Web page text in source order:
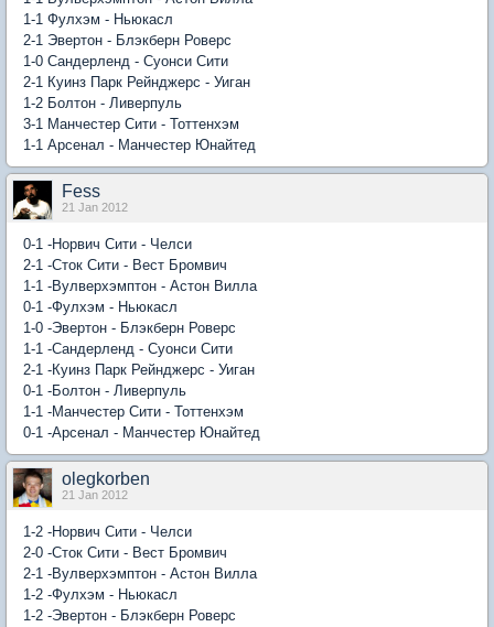
1-1 Фулхэм - Ньюкасл
2-1 Эвертон - Блэкберн Роверс
1-0 Сандерленд - Суонси Сити
2-1 Куинз Парк Рейнджерс - Уиган
1-2 Болтон - Ливерпуль
3-1 Манчестер Сити - Тоттенхэм
1-1 Арсенал - Манчестер Юнайтед
Fess
21 Jan 2012
0-1 -Норвич Сити - Челси
2-1 -Сток Сити - Вест Бромвич
1-1 -Вулверхэмптон - Астон Вилла
0-1 -Фулхэм - Ньюкасл
1-0 -Эвертон - Блэкберн Роверс
1-1 -Сандерленд - Суонси Сити
2-1 -Куинз Парк Рейнджерс - Уиган
0-1 -Болтон - Ливерпуль
1-1 -Манчестер Сити - Тоттенхэм
0-1 -Арсенал - Манчестер Юнайтед
olegkorben
21 Jan 2012
1-2 -Норвич Сити - Челси
2-0 -Сток Сити - Вест Бромвич
2-1 -Вулверхэмптон - Астон Вилла
1-2 -Фулхэм - Ньюкасл
1-2 -Эвертон - Блэкберн Роверс